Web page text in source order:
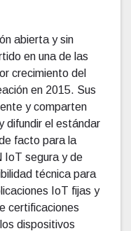
abierta y sin
en una de las
crecimiento del
en 2015. Sus
y comparten
difundir el estándar
facto para la
IoT segura y de
técnica para
IoT fijas y
certificaciones
dispositivos